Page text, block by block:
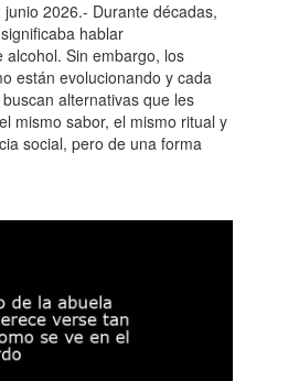
2026.- Durante décadas,
hablar
alcohol. Sin embargo, los
están evolucionando y cada
alternativas que les
mismo sabor, el mismo ritual y
social, pero de una forma